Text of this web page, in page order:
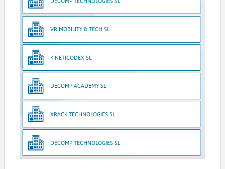
VR MOBILITY & TECH SL
KINETICODEX SL
DECOMP ACADEMY SL
XRACK TECHNOLOGIES SL
DECOMP TECHNOLOGIES SL